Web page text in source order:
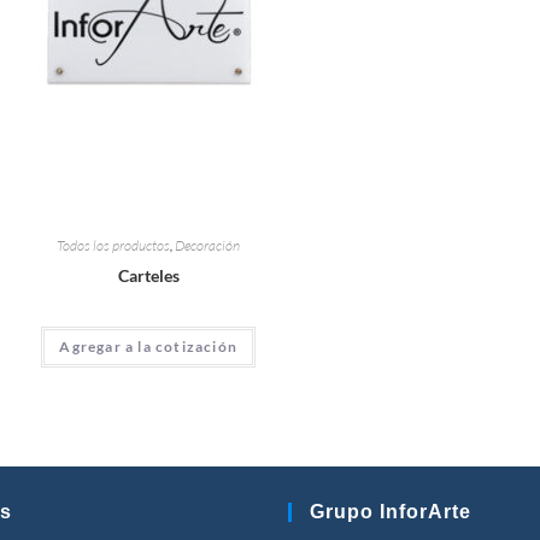
Todos los productos Decoración
Carteles
Agregar a la cotización
Grupo InforArte